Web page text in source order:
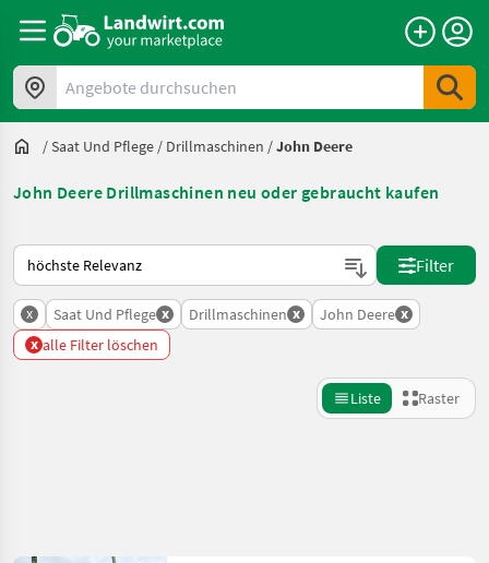
Angebote durchsuchen
/Saat Und Pflege / Drillmaschinen /John Deere
John Deere Drillmaschinen neu oder gebraucht kaufen
So wird auf Landwirt.com sortiert
Filter
x Saat Und Pflege x Drillmaschinen x John Deere x
x alle Filter löschen
Liste Raster